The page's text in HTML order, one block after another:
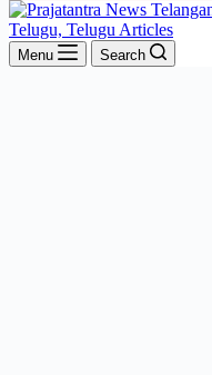
Menu Search